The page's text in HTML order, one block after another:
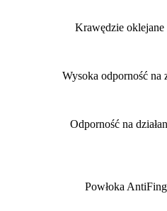
Krawędzie oklejane
Wysoka odporność na
Odporność na
Powłoka